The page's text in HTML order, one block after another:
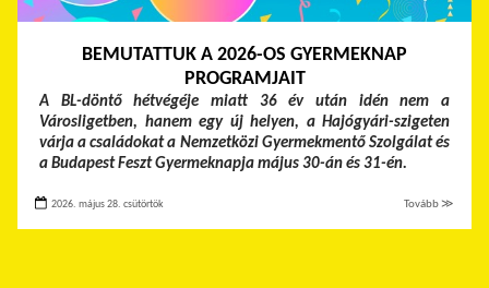
BEMUTATTUK A 2026-OS GYERMEKNAP
PROGRAMJAIT
A BL-döntő hétvégéje miatt 36 év után idén nem a
Városligetben, hanem egy új helyen, a Hajógyári-szigeten
várja a családokat a Nemzetközi Gyermekmentő Szolgálat és
a Budapest Feszt Gyermeknapja május 30-án és 31-én.
2026. május 28. csütörtök Tovább ≫